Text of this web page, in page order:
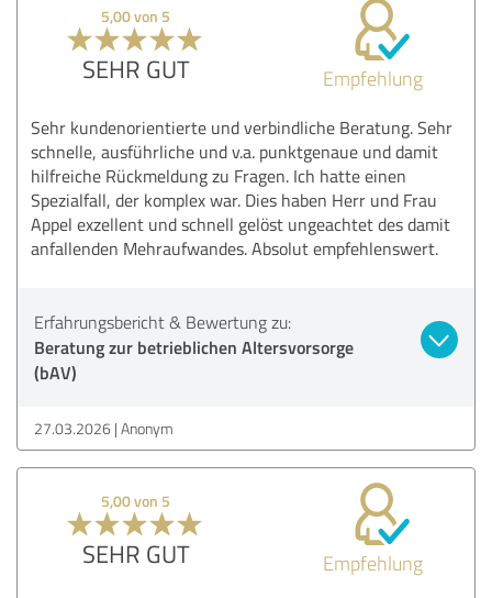
5,00 von 5
SEHR GUT Empfehlung
Sehr kundenorientierte und verbindliche Beratung. Sehr
schnelle, ausführliche und v.a. punktgenaue und damit
hilfreiche Rückmeldung zu Fragen. Ich hatte einen
Spezialfall, der komplex war. Dies haben Herr und Frau
Appel exzellent und schnell gelöst ungeachtet des damit
anfallenden Mehraufwandes. Absolut empfehlenswert.
Erfahrungsbericht & Bewertung zu:
Beratung zur betrieblichen Altersvorsorge
(bAV)
27.03.2026 Anonym
5,00 von 5
SEHR GUT Empfehlung